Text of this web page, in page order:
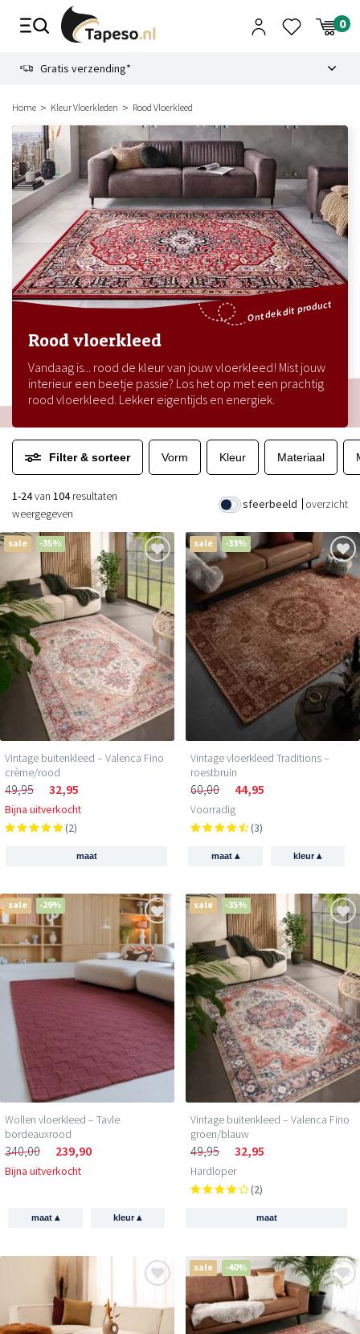
Gratis verzending*
Home Kleur Vloerkleden Rood Vloerkleed
Rood vloerkleed
Vandaag is... rood de kleur van jouw vloerkleed! Mist jouw
interieur een beetje passie? Los het op met een prachtig
rood vloerkleed. Lekker eigentijds en energiek.
Ontdek dit product
Filter & sorteer Vorm Kleur Materiaal
sfeerbeeld overzicht
1-24van 104resultaten
weergegeven
sale -35%
Vintage buitenkleed – Valenca Fino
crème/rood
49,95 32,95
Bijna uitverkocht
(2)
maat
sale -33%
Vintage vloerkleed Traditions –
roestbruin
60,00 44,95
Voorradig
(3)
maat ▴ kleur▴
sale -29%
Wollen vloerkleed – Tavle
bordeauxrood
340,00 239,90
Bijna uitverkocht
maat ▴ kleur▴
sale -35%
Vintage buitenkleed – Valenca Fino
groen/blauw
49,95 32,95
Hardloper
(2)
maat
sale -40%